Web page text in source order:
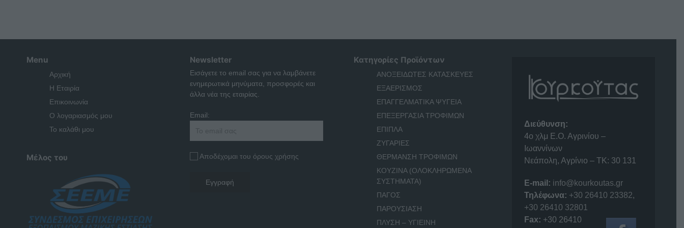
Menu
Αρχική
Η Εταιρία
Επικοινωνία
Ο λογαριασμός μου
Το καλάθι μου
Μέλος του
Newsletter
Εισάγετε το email σας για να λαμβάνετε
ενημερωτικά μηνύματα, προσφορές και
άλλα νέα της εταιρίας.
Email:
Αποδέχομαι του όρους χρήσης
Κατηγορίες Προϊόντων
ΑΝΟΞΕΙΔΩΤΕΣ ΚΑΤΑΣΚΕΥΕΣ
ΕΞΑΕΡΙΣΜΟΣ
ΕΠΑΓΓΕΛΜΑΤΙΚΑ ΨΥΓΕΙΑ
ΕΠΕΞΕΡΓΑΣΙΑ ΤΡΟΦΙΜΩΝ
ΕΠΙΠΛΑ
ΖΥΓΑΡΙΕΣ
ΘΕΡΜΑΝΣΗ ΤΡΟΦΙΜΩΝ
ΚΟΥΖΙΝΑ (ΟΛΟΚΛΗΡΩΜΕΝΑ
ΣΥΣΤΗΜΑΤΑ)
ΠΑΓΟΣ
ΠΑΡΟΥΣΙΑΣΗ
ΠΛΥΣΗ – ΥΓΙΕΙΝΗ
Διεύθυνση:
4o χλμ Ε.Ο. Αγρινίου –
Ιωαννίνων
Νεάπολη, Αγρίνιο – ΤΚ: 30 131
E-mail: info@kourkoutas.gr
Τηλέφωνα: +30 26410 23382,
+30 26410 32801
Fax: +30 26410